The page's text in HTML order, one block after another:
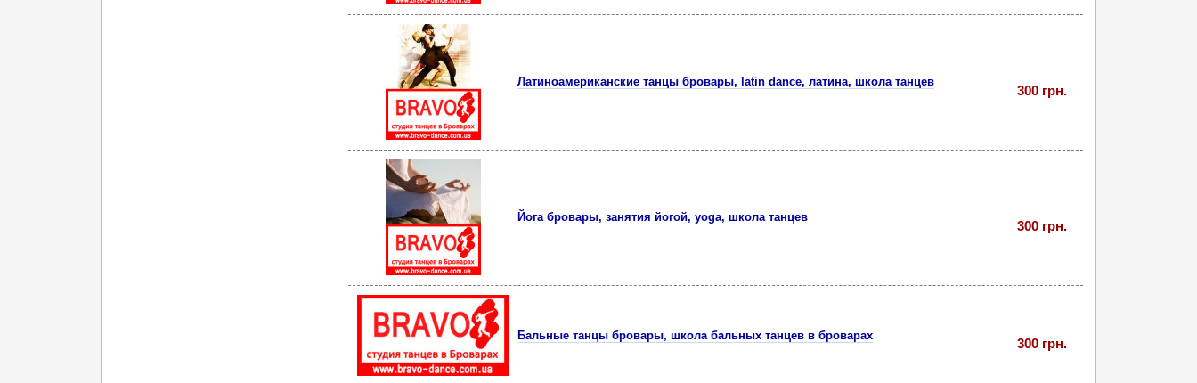
Латиноамериканские танцы бровары, latin dance, латина, школа танцев
300 грн.
Йога бровары, занятия йогой, yoga, школа танцев
300 грн.
Бальные танцы бровары, школа бальных танцев в броварах
300 грн.